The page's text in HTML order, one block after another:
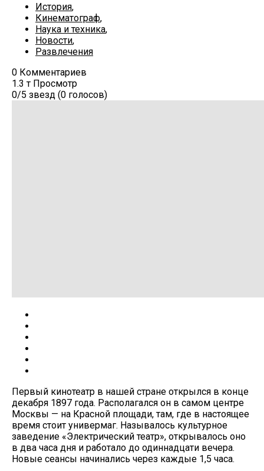
История,
Кинематограф,
Наука и техника,
Новости,
Развлечения
0 Комментариев
1.3 т Просмотр
0/5 звезд (0 голосов)
Первый кинотеатр в нашей стране открылся в конце
декабря 1897 года. Располагался он в самом центре
Москвы — на Красной площади, там, где в настоящее
время стоит универмаг. Называлось культурное
заведение «Электрический театр», открывалось оно
в два часа дня и работало до одиннадцати вечера.
Новые сеансы начинались через каждые 1,5 часа.